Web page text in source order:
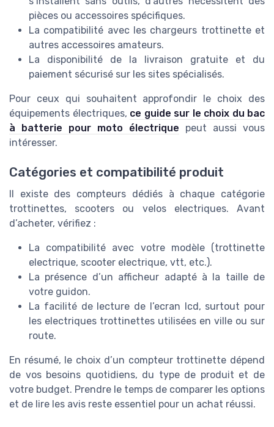
pièces ou accessoires spécifiques.
La compatibilité avec les chargeurs trottinette et
autres accessoires amateurs.
La disponibilité de la livraison gratuite et du
paiement sécurisé sur les sites spécialisés.
Pour ceux qui souhaitent approfondir le choix des
équipements électriques, ce guide sur le choix du bac
à batterie pour moto électrique peut aussi vous
intéresser.
Catégories et compatibilité produit
Il existe des compteurs dédiés à chaque catégorie
trottinettes, scooters ou velos electriques. Avant
d’acheter, vérifiez :
La compatibilité avec votre modèle (trottinette
electrique, scooter electrique, vtt, etc.).
La présence d’un afficheur adapté à la taille de
votre guidon.
La facilité de lecture de l’ecran lcd, surtout pour
les electriques trottinettes utilisées en ville ou sur
route.
En résumé, le choix d’un compteur trottinette dépend
de vos besoins quotidiens, du type de produit et de
votre budget. Prendre le temps de comparer les options
et de lire les avis reste essentiel pour un achat réussi.